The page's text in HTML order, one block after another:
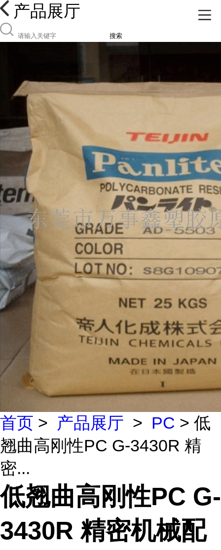
产品展厅
搜索
首页 > 产品展厅 > PC > 低
翘曲高刚性PC G-3430R 精
密...
低翘曲高刚性PC G-
3430R 精密机械配